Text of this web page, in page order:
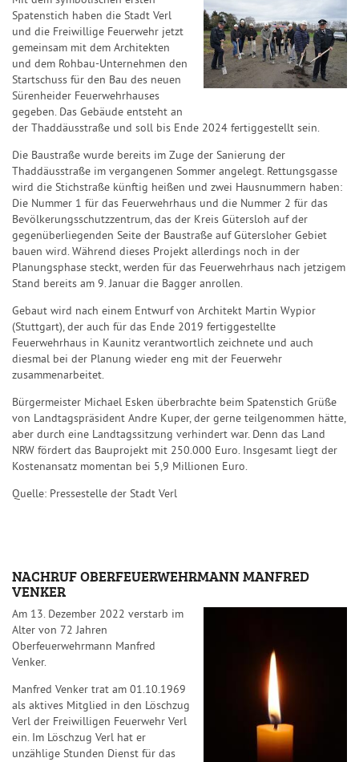
Spatenstich haben die Stadt Verl
und die Freiwillige Feuerwehr jetzt
gemeinsam mit dem Architekten
und dem Rohbau-Unternehmen den
Startschuss für den Bau des neuen
Sürenheider Feuerwehrhauses
gegeben. Das Gebäude entsteht an
der Thaddäusstraße und soll bis Ende 2024 fertiggestellt sein.
Die Baustraße wurde bereits im Zuge der Sanierung der
Thaddäusstraße im vergangenen Sommer angelegt. Rettungsgasse
wird die Stichstraße künftig heißen und zwei Hausnummern haben:
Die Nummer 1 für das Feuerwehrhaus und die Nummer 2 für das
Bevölkerungsschutzzentrum, das der Kreis Gütersloh auf der
gegenüberliegenden Seite der Baustraße auf Gütersloher Gebiet
bauen wird. Während dieses Projekt allerdings noch in der
Planungsphase steckt, werden für das Feuerwehrhaus nach jetzigem
Stand bereits am 9. Januar die Bagger anrollen.
Gebaut wird nach einem Entwurf von Architekt Martin Wypior
(Stuttgart), der auch für das Ende 2019 fertiggestellte
Feuerwehrhaus in Kaunitz verantwortlich zeichnete und auch
diesmal bei der Planung wieder eng mit der Feuerwehr
zusammenarbeitet.
Bürgermeister Michael Esken überbrachte beim Spatenstich Grüße
von Landtagspräsident Andre Kuper, der gerne teilgenommen hätte,
aber durch eine Landtagssitzung verhindert war. Denn das Land
NRW fördert das Bauprojekt mit 250.000 Euro. Insgesamt liegt der
Kostenansatz momentan bei 5,9 Millionen Euro.
Quelle: Pressestelle der Stadt Verl
NACHRUF OBERFEUERWEHRMANN MANFRED
VENKER
Am 13. Dezember 2022 verstarb im
Alter von 72 Jahren
Oberfeuerwehrmann Manfred
Venker.
Manfred Venker trat am 01.10.1969
als aktives Mitglied in den Löschzug
Verl der Freiwilligen Feuerwehr Verl
ein. Im Löschzug Verl hat er
unzählige Stunden Dienst für das